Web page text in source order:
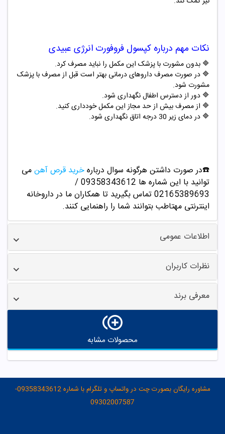
نکات مهم درباره کپسول فروفورت انرژی عبیدی
🔷 بدون مشورت با پزشک این مکمل را نباید مصرف کرد.
🔷 در صورت مصرف داروهای درمانی بهتر است قبل از مصرف با پزشک
مشورت شود.
🔷 دور از دسترس اطفال نگهداری شود.
🔷 از مصرف بیش از حد مجاز این مکمل خودداری کنید.
🔷 در دمای زیر 30 درجه اتاق نگهداری شود
.
☎️در صورت داشتن هرگونه سوال دربارهخرید قرص آهنمی
توانید با این شماره ها 09358343612 /
02165389693تماس بگیرید تا همکاران ما در داروخانه
اینترنتی مهتاطب بتوانند شما را راهنمایی کنند.
اطلاعات عمومی
نظرات کاربران
معرفی برند
محصولات مشابه
مشاوره رایگان بصورت چت در واتساپ و تلگرام با شماره 09358343612-
09302007587